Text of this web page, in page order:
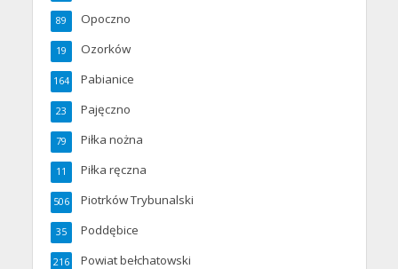
Opoczno
89
Ozorków
19
Pabianice
164
Pajęczno
23
Piłka nożna
79
Piłka ręczna
11
Piotrków Trybunalski
506
Poddębice
35
Powiat bełchatowski
216